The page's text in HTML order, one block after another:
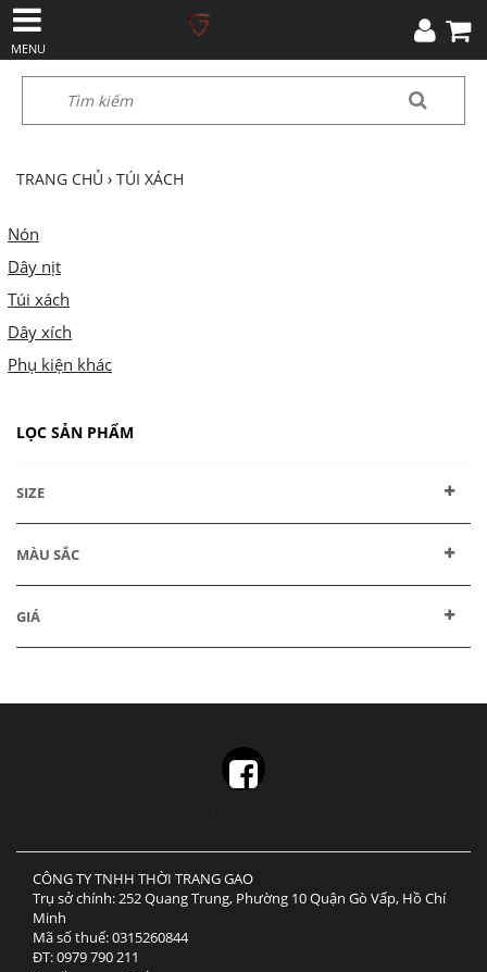
MENU
TRANG CHỦ › TÚI XÁCH
Nón
Dây nịt
Túi xách
Dây xích
Phụ kiện khác
LỌC SẢN PHẨM
SIZE
MÀU SẮC
GIÁ
CÔNG TY TNHH THỜI TRANG GAO
Trụ sở chính: 252 Quang Trung, Phường 10 Quận Gò Vấp, Hồ Chí
Minh
Mã số thuế: 0315260844
ĐT: 0979 790 211